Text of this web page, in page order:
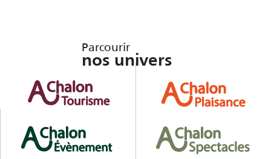
Parcourir
nos univers